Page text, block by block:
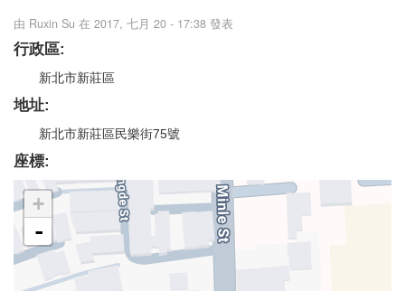
由 Ruxin Su 在 2017, 七月 20 - 17:38 發表
行政區:
新北市新莊區
地址:
新北市新莊區民樂街75號
座標:
+
-